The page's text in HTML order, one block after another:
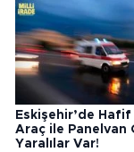
Eskişehir’de
Araç ile Panelvan
Yaralılar Var!